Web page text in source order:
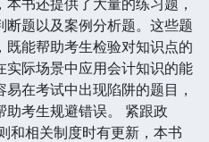
题以及案例分析题。这些题
既能帮助考生检验对知识点的
实际场景中应用会计知识的能
在考试中出现陷阱的题目，
考生规避错误。 紧跟政
和相关制度时有更新，本书